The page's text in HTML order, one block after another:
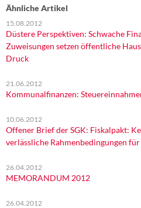
Kontakt
Ähnliche Artikel
15.08.2012
Düstere Perspektiven: Schwache
Zuweisungen setzen öffentliche
Druck
21.06.2012
Kommunalfinanzen:
10.06.2012
Offener Brief der SGK: Fiskalpakt:
verlässliche Rahmenbedingungen
26.04.2012
MEMORANDUM 2012
26.04.2012